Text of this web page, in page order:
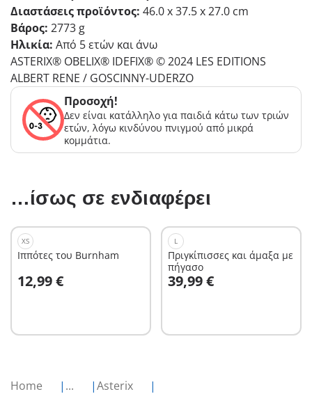
Home ...
Asterix
Διαστάσεις προϊόντος: 46.0 x 37.5 x 27.0 cm
Βάρος: 2773 g
Ηλικία: Από 5 ετών και άνω
ASTERIX® OBELIX® IDEFIX® © 2024 LES EDITIONS
ALBERT RENE / GOSCINNY-UDERZO
Προσοχή!
Δεν είναι κατάλληλο για παιδιά κάτω των τριών
ετών, λόγω κινδύνου πνιγμού από μικρά
κομμάτια.
…ίσως σε ενδιαφέρει
XS
Ιππότες του Burnham
12,99 €
L
Πριγκίπισσες και άμαξα με
πήγασο
39,99 €
Στο καλάθι